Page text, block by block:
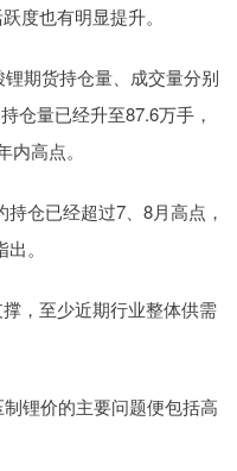
度也有明显提升。
期货持仓量、成交量分别
仓量已经升至87.6万手，
高点。
仓已经超过7、8月高点，
。
，至少近期行业整体供需
锂价的主要问题便包括高